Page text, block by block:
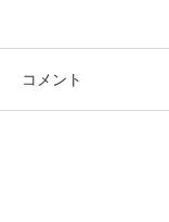
コメント